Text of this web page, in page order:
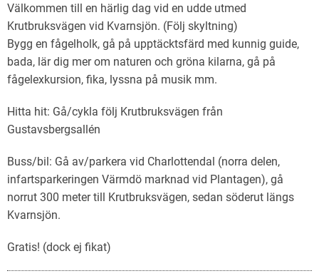
Välkommen till en härlig dag vid en udde utmed
Krutbruksvägen vid Kvarnsjön. (Följ skyltning)
Bygg en fågelholk, gå på upptäcktsfärd med kunnig guide,
bada, lär dig mer om naturen och gröna kilarna, gå på
fågelexkursion, fika, lyssna på musik mm.
Hitta hit: Gå/cykla följ Krutbruksvägen från
Gustavsbergsallén
Buss/bil: Gå av/parkera vid Charlottendal (norra delen,
infartsparkeringen Värmdö marknad vid Plantagen), gå
norrut 300 meter till Krutbruksvägen, sedan söderut längs
Kvarnsjön.
Gratis! (dock ej fikat)